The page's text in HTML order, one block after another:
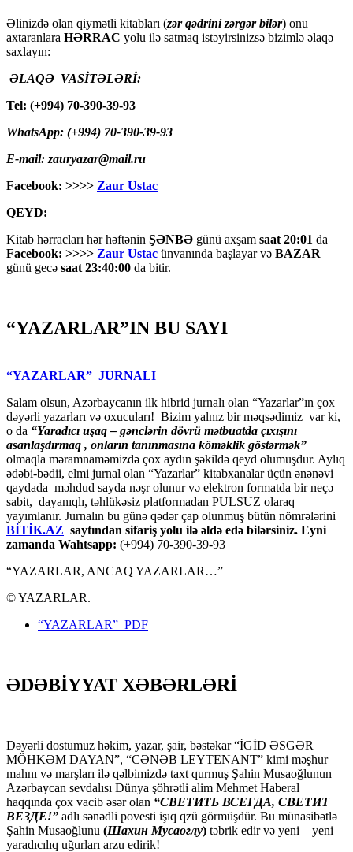
Əlinizdə olan qiymətli kitabları (zər qədrini zərgər bilər) onu
axtaranlara HƏRRAC yolu ilə satmaq istəyirsinizsə bizimlə əlaqə
saxlayın:
ƏLAQƏ VASİTƏLƏRİ:
Tel: (+994) 70-390-39-93
WhatsApp: (+994) 70-390-39-93
E-mail: zauryazar@mail.ru
Facebook: >>>> Zaur Ustac
QEYD:
Kitab hərracları hər həftənin ŞƏNBƏ günü axşam saat 20:01 da
Facebook: >>>> Zaur Ustac ünvanında başlayar və BAZAR
günü gecə saat 23:40:00 da bitir.
“YAZARLAR”IN BU SAYI
“YAZARLAR” JURNALI
Salam olsun, Azərbaycanın ilk hibrid jurnalı olan “Yazarlar”ın çox
dəyərli yazarları və oxucuları! Bizim yalnız bir məqsədimiz var ki,
o da “Yaradıcı uşaq – gәnclәrin dövrü mәtbuatda çıxışını
asanlaşdırmaq , onların tanınmasına kömәklik göstәrmәk”
olmaqla məramnaməmizdə çox aydın şəkildə qeyd olumuşdur. Aylıq
ədəbi-bədii, elmi jurnal olan “Yazarlar” kitabxanalar üçün ənənəvi
qaydada məhdud sayda nəşr olunur və elektron formatda bir neçə
sabit, dayanıqlı, təhlükəsiz platformadan PULSUZ olaraq
yayımlanır. Jurnalın bu günə qədər çap olunmuş bütün nömrələrini
BİTİK.AZ saytından sifariş yolu ilə əldə edə bilərsiniz. Eyni
zamanda Wahtsapp: (+994) 70-390-39-93
“YAZARLAR, ANCAQ YAZARLAR…”
© YAZARLAR.
“YAZARLAR” PDF
ƏDƏBİYYAT XƏBƏRLƏRİ
Dəyərli dostumuz həkim, yazar, şair, bəstəkar “İGİD ƏSGƏR
MÖHKƏM DAYAN”, “CƏNƏB LEYTENANT” kimi məşhur
mahnı və marşları ilə qəlbimizdə taxt qurmuş Şahin Musaoğlunun
Azərbaycan sevdalısı Dünya şöhrətli alim Mehmet Haberal
haqqında çox vacib əsər olan “СВЕТИТЬ ВСЕГДА, СВЕТИТ
ВЕЗДЕ!” adlı sənədli povesti işıq qzü görmüşdür. Bu münasibətlə
Şahin Musaoğlunu (Шахин Мусаоглу) təbrik edir və yeni – yeni
yaradıcılıq uğurları arzu edirik!